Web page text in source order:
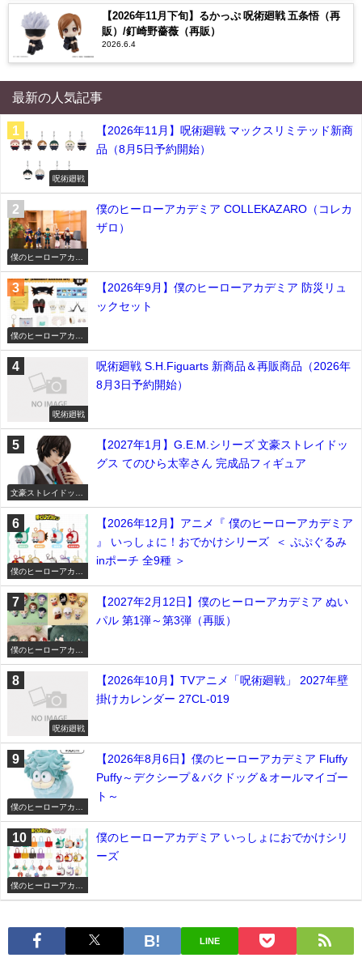
【2026年11月下旬】るかっぷ 呪術廻戦 五条悟（再
販）/釘崎野薔薇（再販）
2026.6.4
最新の人気記事
呪術廻戦
【2026年11月】呪術廻戦 マックスリミテッド新商
品（8月5日予約開始）
僕のヒーローアカデ
僕のヒーローアカデミア COLLEKAZARO（コレカ
ザロ）
僕のヒーローアカデ
【2026年9月】僕のヒーローアカデミア 防災リュ
ックセット
呪術廻戦
呪術廻戦 S.H.Figuarts 新商品＆再販商品（2026年
8月3日予約開始）
文豪ストレイドッグ
【2027年1月】G.E.M.シリーズ 文豪ストレイドッ
グス てのひら太宰さん 完成品フィギュア
僕のヒーローアカデ
【2026年12月】アニメ『 僕のヒーローアカデミア
』 いっしょに！おでかけシリーズ ＜ ぷぷぐるみ
inポーチ 全9種 ＞
僕のヒーローアカデ
【2027年2月12日】僕のヒーローアカデミア ぬい
パル 第1弾～第3弾（再販）
呪術廻戦
【2026年10月】TVアニメ「呪術廻戦」 2027年壁
掛けカレンダー 27CL-019
僕のヒーローアカデ
【2026年8月6日】僕のヒーローアカデミア Fluffy
Puffy～デクシープ＆バクドッグ＆オールマイゴー
ト～
僕のヒーローアカデ
僕のヒーローアカデミア いっしょにおでかけシリ
ーズ
LINE